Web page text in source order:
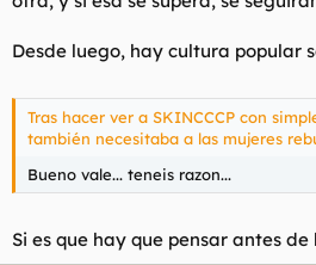
Desde luego, hay cultura popular
Tras hacer ver a SKINCCCP con
también necesitaba a las mujeres
Bueno vale... teneis razon...
Si es que hay que pensar antes